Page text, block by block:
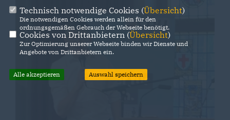
Technisch notwendige Cookies (Übersicht)
Die notwendigen Cookies werden allein für den
ordnungsgemäßen Gebrauch der Webseite benötigt.
Cookies von Drittanbietern (Übersicht)
Zur Optimierung unserer Webseite binden wir Dienste und
Angebote von Drittanbietern ein.
Alle akzeptieren Auswahl speichern